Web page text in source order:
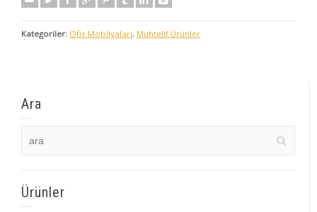
Kategoriler: Ofis Mobilyaları, Muhtelif Ürünler
Ara
Ürünler